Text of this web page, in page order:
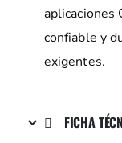
aplicaciones
confiable y
exigentes.
FICHA